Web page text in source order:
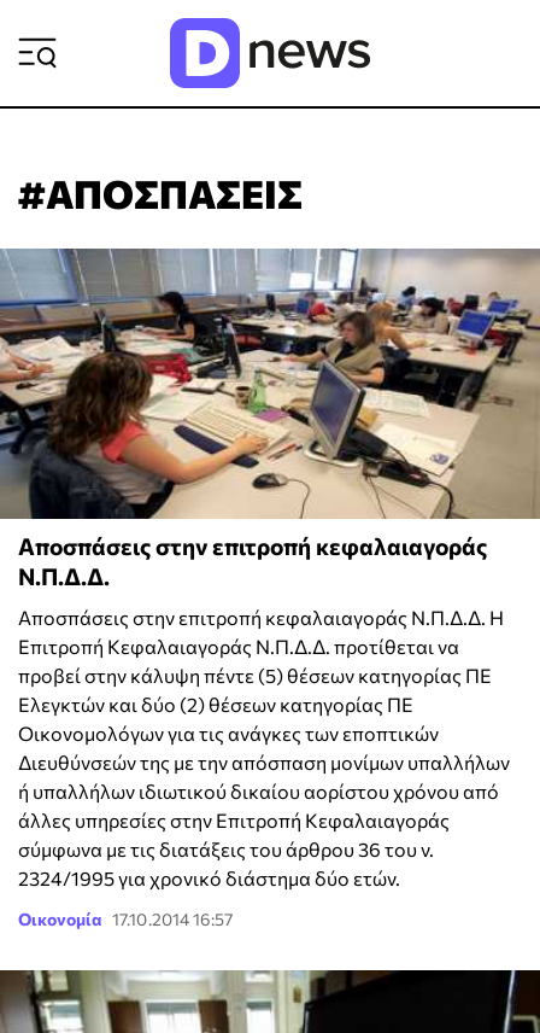
#ΑΠΟΣΠΑΣΕΙΣ
Αποσπάσεις στην επιτροπή κεφαλαιαγοράς
Ν.Π.Δ.Δ.
Αποσπάσεις στην επιτροπή κεφαλαιαγοράς Ν.Π.Δ.Δ. Η
Επιτροπή Κεφαλαιαγοράς Ν.Π.Δ.Δ. προτίθεται να
προβεί στην κάλυψη πέντε (5) θέσεων κατηγορίας ΠΕ
Ελεγκτών και δύο (2) θέσεων κατηγορίας ΠΕ
Οικονομολόγων για τις ανάγκες των εποπτικών
Διευθύνσεών της με την απόσπαση μονίμων υπαλλήλων
ή υπαλλήλων ιδιωτικού δικαίου αορίστου χρόνου από
άλλες υπηρεσίες στην Επιτροπή Κεφαλαιαγοράς
σύμφωνα με τις διατάξεις του άρθρου 36 του ν.
2324/1995 για χρονικό διάστημα δύο ετών.
Οικονομία 17.10.2014 16:57